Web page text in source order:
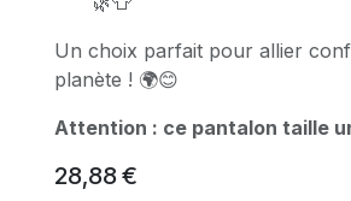
Un choix parfait pour allier
planète ! 🌍😊
Attention : ce pantalon taille
28,88€